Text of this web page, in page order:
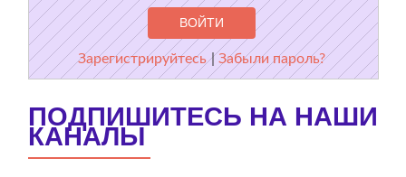
Зарегистрируйтесь |Забыли пароль?
ПОДПИШИТЕСЬ НА НАШИ
КАНАЛЫ